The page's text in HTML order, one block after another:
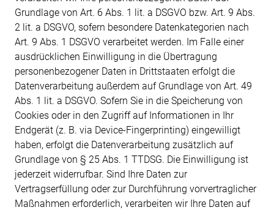
Grundlage von Art. 6 Abs. 1 lit. a DSGVO bzw. Art. 9 Abs.
2 lit. a DSGVO, sofern besondere Datenkategorien nach
Art. 9 Abs. 1 DSGVO verarbeitet werden. Im Falle einer
ausdrücklichen Einwilligung in die Übertragung
personenbezogener Daten in Drittstaaten erfolgt die
Datenverarbeitung außerdem auf Grundlage von Art. 49
Abs. 1 lit. a DSGVO. Sofern Sie in die Speicherung von
Cookies oder in den Zugriff auf Informationen in Ihr
Endgerät (z. B. via Device-Fingerprinting) eingewilligt
haben, erfolgt die Datenverarbeitung zusätzlich auf
Grundlage von § 25 Abs. 1 TTDSG. Die Einwilligung ist
jederzeit widerrufbar. Sind Ihre Daten zur
Vertragserfüllung oder zur Durchführung vorvertraglicher
Maßnahmen erforderlich, verarbeiten wir Ihre Daten auf